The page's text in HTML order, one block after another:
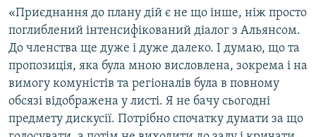
«Приєднання до плану дій є не що інше, ніж просто
поглиблений інтенсифікований діалог з Альянсом.
До членства ще дуже і дуже далеко. І думаю, що та
пропозиція, яка була мною висловлена, зокрема і на
вимогу комуністів та регіоналів була в повному
обсязі відображена у листі. Я не бачу сьогодні
предмету дискусії. Потрібно спочатку думати за що